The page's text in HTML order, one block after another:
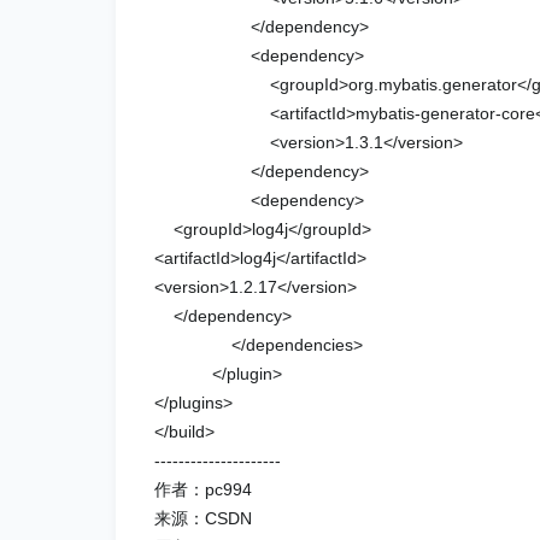
</dependency>
<dependency>
<groupId>org.mybatis.generator</
<artifactId>mybatis-generator-core</
<version>1.3.1</version>
</dependency>
<dependency>
<groupId>log4j</groupId>
<artifactId>log4j</artifactId>
<version>1.2.17</version>
</dependency>
</dependencies>
</plugin>
</plugins>
</build>
---------------------
作者：pc994
来源：CSDN